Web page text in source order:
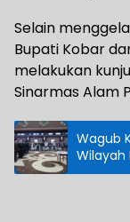
Selain
Bupati Kobar
melakukan
Sinarmas Alam
Wagub
Wilayah
Periode